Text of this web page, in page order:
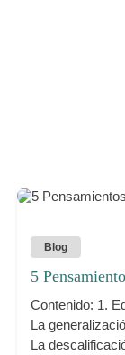
Blog
5
Contenido: 1.
La
La